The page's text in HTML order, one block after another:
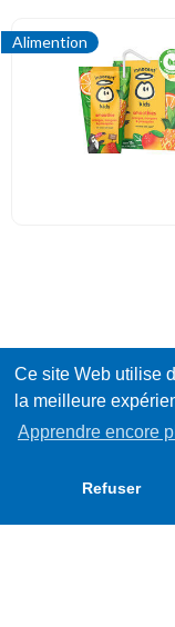
Ce site Web utilise
la meilleure
Apprendre encore
Refuser
Alimention